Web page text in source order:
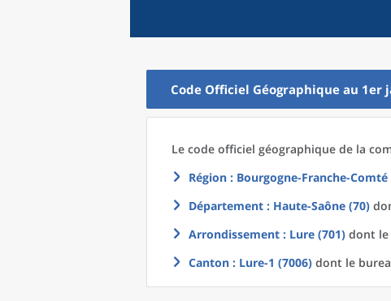
Code Officiel Géographique au 1er
Le code officiel géographique de la
Région : Bourgogne-Franche-Comté
Département : Haute-Saône (70)
Arrondissement : Lure (701) dont le
Canton : Lure-1 (7006) dont le